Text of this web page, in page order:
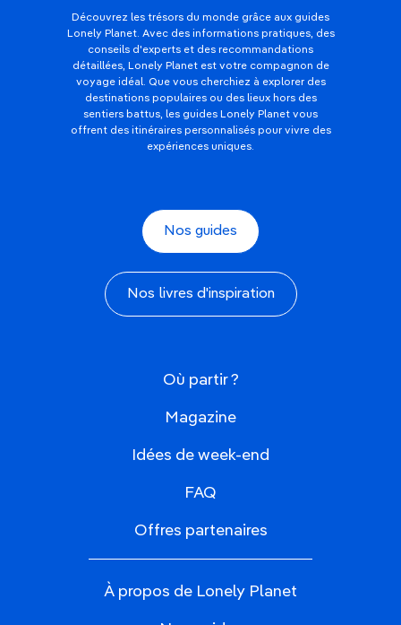
Découvrez les trésors du monde grâce aux guides
Lonely Planet. Avec des informations pratiques, des
conseils d'experts et des recommandations
détaillées, Lonely Planet est votre compagnon de
voyage idéal. Que vous cherchiez à explorer des
destinations populaires ou des lieux hors des
sentiers battus, les guides Lonely Planet vous
offrent des itinéraires personnalisés pour vivre des
expériences uniques.
Nos guides
Nos livres d'inspiration
Où partir ?
Magazine
Idées de week-end
FAQ
Offres partenaires
À propos de Lonely Planet